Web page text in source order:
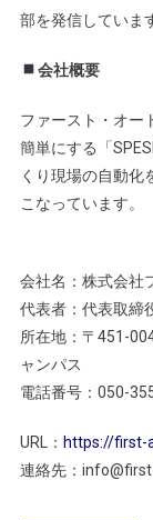
部を発信していま
会社概要
ファースト・オー
簡単にする「
くり現場の自動化
こなっています。
会社名：株式会社
代表者：代表取
所在地：〒451-
ャンパス
電話番号：050-
URL： https://first-
連絡先：